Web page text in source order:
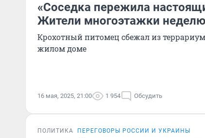
«Соседка пережила
Жители многоэтажки
Крохотный питомец сбежал из
жилом доме
16 мая, 2025, 21:00 1 954 Обсудить
ПОЛИТИКА ПЕРЕГОВОРЫ РОССИИ И УКРАИНЫ